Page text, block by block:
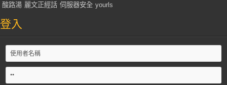
酸路湯 麗文正經話 伺服器安全 yourls
登入